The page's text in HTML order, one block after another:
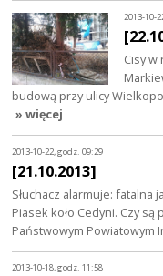
2013-10-
Cisy
budową przy ulicy
» więcej
2013-10-22, godz. 09:29
[21.10.2013]
Słuchacz alarmuje: fatalna
Piasek koło Cedyni. Czy
Państwowym Powiatowym
2013-10-18, godz. 11:58